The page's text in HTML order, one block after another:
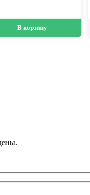
В корзину